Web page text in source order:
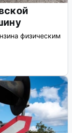
физическим